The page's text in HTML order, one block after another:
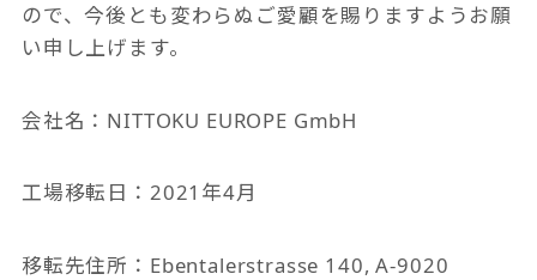
ので、今後とも変わらぬご愛顧を賜りますようお願
い申し上げます。
会社名：NITTOKU EUROPE GmbH
工場移転日：2021年4月
移転先住所：Ebentalerstrasse 140, A-9020